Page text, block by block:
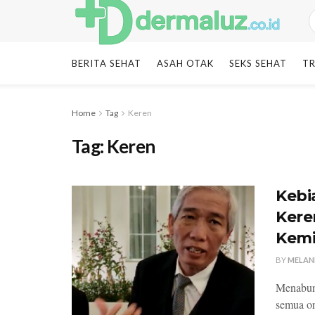
BERITA SEHAT ASAH OTAK SEKS SEHAT
Home Tag Keren
Tag: Keren
BYMELANI
semua